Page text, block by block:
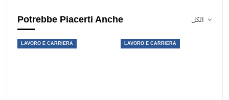
Potrebbe Piacerti Anche
LAVORO E CARRIERA LAVORO E CARRIERA